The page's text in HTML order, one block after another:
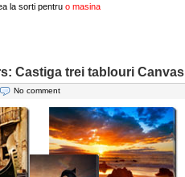
la sorti pentru o masina
Castiga trei tablouri Canvas
No comment